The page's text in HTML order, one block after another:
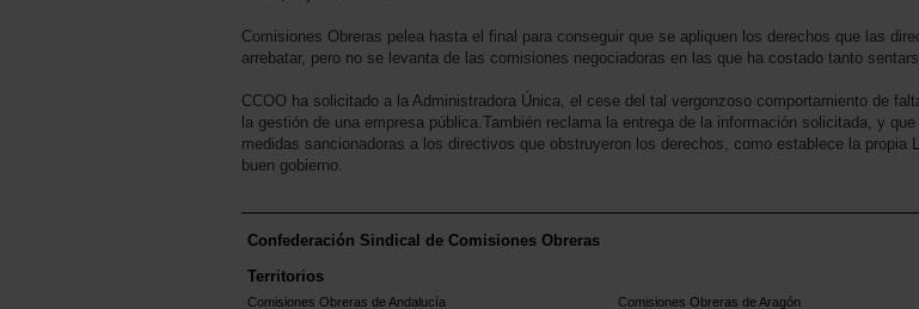
Comisiones Obreras pelea hasta el final para conseguir que se apliquen los derechos que las
arrebatar, pero no se levanta de las comisiones negociadoras en las que ha costado tanto
CCOO ha solicitado a la Administradora Única, el cese del tal vergonzoso comportamiento de
la gestión de una empresa pública.También reclama la entrega de la información solicitada, y
medidas sancionadoras a los directivos que obstruyeron los derechos, como establece la propia
buen gobierno.
Confederación Sindical de Comisiones Obreras
Territorios
Comisiones Obreras de Andalucía Comisiones Obreras de Aragón